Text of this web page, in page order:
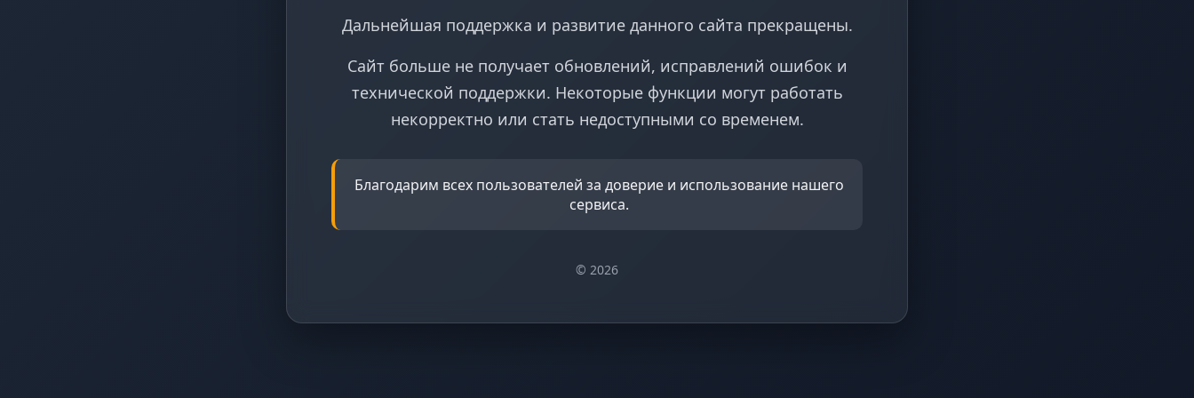
Дальнейшая поддержка и развитие данного сайта прекращены.
Сайт больше не получает обновлений, исправлений ошибок и
технической поддержки. Некоторые функции могут работать
некорректно или стать недоступными со временем.
Благодарим всех пользователей за доверие и использование нашего
сервиса.
© 2026